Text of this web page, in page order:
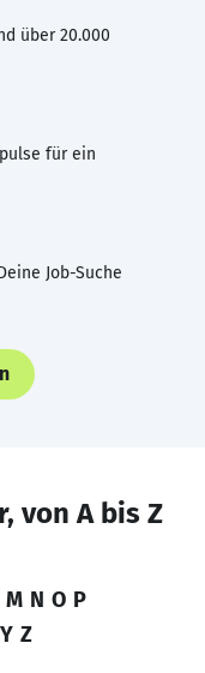
über 20.000
für ein
Job-Suche
von A bis Z
M N O P
Y Z